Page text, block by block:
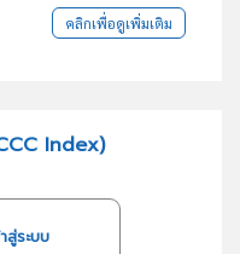
คลิกเพื่อดูเพิ่มเติม
Index)
สู่ระบบ